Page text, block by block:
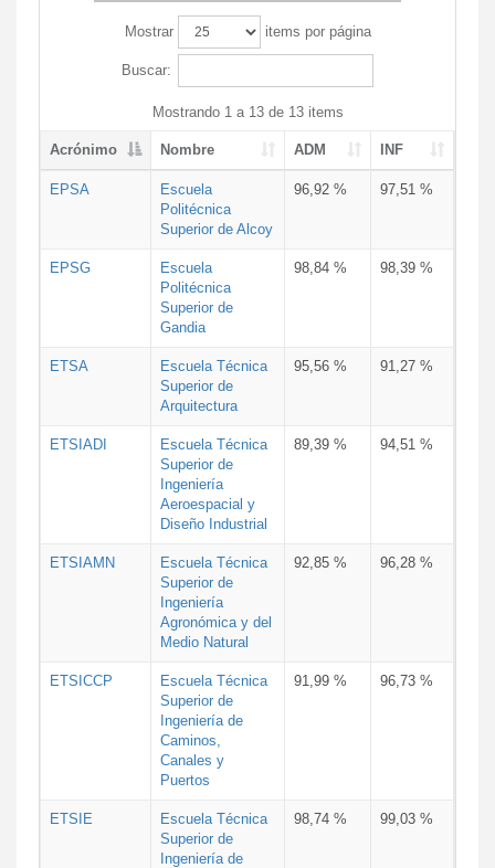
Mostrar items por página
Buscar:
Mostrando 1 a 13 de 13 items
Acrónimo Nombre ADM INF
EPSA
Escuela
Politécnica
Superior de Alcoy
96,92 % 97,51 %
EPSG
Escuela
Politécnica
Superior de
Gandia
98,84 % 98,39 %
ETSA
Escuela Técnica
Superior de
Arquitectura
95,56 % 91,27 %
ETSIADI
Escuela Técnica
Superior de
Ingeniería
Aeroespacial y
Diseño Industrial
89,39 % 94,51 %
ETSIAMN
Escuela Técnica
Superior de
Ingeniería
Agronómica y del
Medio Natural
92,85 % 96,28 %
ETSICCP
Escuela Técnica
Superior de
Ingeniería de
Caminos,
Canales y
Puertos
91,99 % 96,73 %
ETSIE
Escuela Técnica
Superior de
Ingeniería de
98,74 % 99,03 %